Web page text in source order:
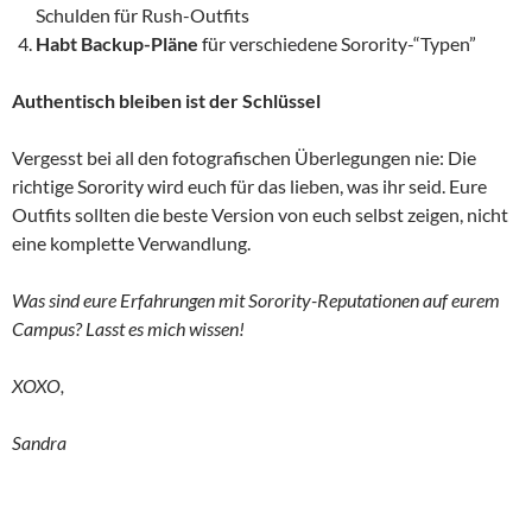
Schulden für Rush-Outfits
Habt Backup-Pläne für verschiedene Sorority-“Typen”
Authentisch bleiben ist der Schlüssel
Vergesst bei all den fotografischen Überlegungen nie: Die
richtige Sorority wird euch für das lieben, was ihr seid. Eure
Outfits sollten die beste Version von euch selbst zeigen, nicht
eine komplette Verwandlung.
Was sind eure Erfahrungen mit Sorority-Reputationen auf eurem
Campus? Lasst es mich wissen!
XOXO,
Sandra